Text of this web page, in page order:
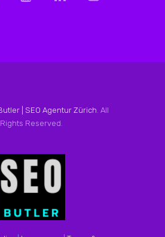
| SEO Agentur Zürich . All
Rights Reserved.